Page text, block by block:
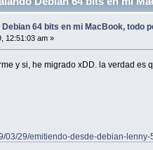
64 bits en mi MacBook, todo
12:51:03 am »
y si, he migrado xDD. la verdad
03/29/emitiendo-desde-debian-